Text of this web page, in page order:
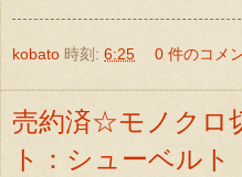
kobato 時刻: 6:25 0 件のコメ
売約済☆モノクロ
ト：シューベル